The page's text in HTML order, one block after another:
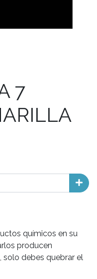
7
químicos en su
producen
solo debes quebrar el